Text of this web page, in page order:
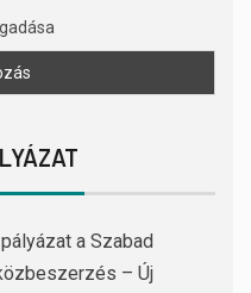
a Szabad
– Új